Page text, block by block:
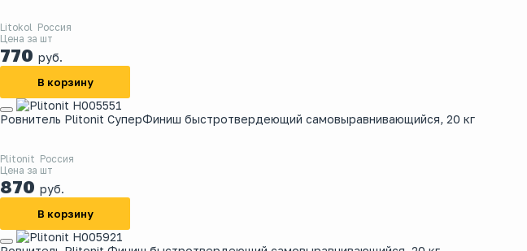
Litokol Россия
Цена за шт
770 руб.
В корзину
Ровнитель Plitonit СуперФиниш быстротвердеющий самовыравнивающийся, 20 кг
Plitonit Россия
Цена за шт
870 руб.
В корзину